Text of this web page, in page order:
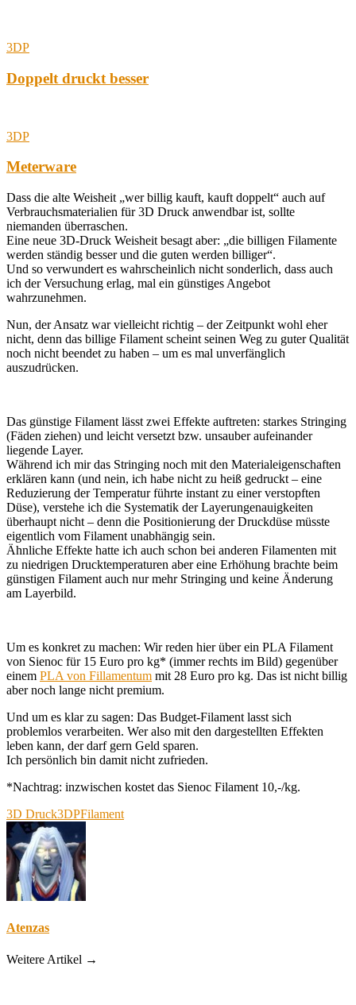
3DP
Doppelt druckt besser
3DP
Meterware
Dass die alte Weisheit „wer billig kauft, kauft doppelt“ auch auf
Verbrauchsmaterialien für 3D Druck anwendbar ist, sollte
niemanden überraschen.
Eine neue 3D-Druck Weisheit besagt aber: „die billigen Filamente
werden ständig besser und die guten werden billiger“.
Und so verwundert es wahrscheinlich nicht sonderlich, dass auch
ich der Versuchung erlag, mal ein günstiges Angebot
wahrzunehmen.
Nun, der Ansatz war vielleicht richtig – der Zeitpunkt wohl eher
nicht, denn das billige Filament scheint seinen Weg zu guter Qualität
noch nicht beendet zu haben – um es mal unverfänglich
auszudrücken.
Das günstige Filament lässt zwei Effekte auftreten: starkes Stringing
(Fäden ziehen) und leicht versetzt bzw. unsauber aufeinander
liegende Layer.
Während ich mir das Stringing noch mit den Materialeigenschaften
erklären kann (und nein, ich habe nicht zu heiß gedruckt – eine
Reduzierung der Temperatur führte instant zu einer verstopften
Düse), verstehe ich die Systematik der Layerungenauigkeiten
überhaupt nicht – denn die Positionierung der Druckdüse müsste
eigentlich vom Filament unabhängig sein.
Ähnliche Effekte hatte ich auch schon bei anderen Filamenten mit
zu niedrigen Drucktemperaturen aber eine Erhöhung brachte beim
günstigen Filament auch nur mehr Stringing und keine Änderung
am Layerbild.
Um es konkret zu machen: Wir reden hier über ein PLA Filament
von Sienoc für 15 Euro pro kg* (immer rechts im Bild) gegenüber
einem PLA von Fillamentum mit 28 Euro pro kg. Das ist nicht billig
aber noch lange nicht premium.
Und um es klar zu sagen: Das Budget-Filament lasst sich
problemlos verarbeiten. Wer also mit den dargestellten Effekten
leben kann, der darf gern Geld sparen.
Ich persönlich bin damit nicht zufrieden.
*Nachtrag: inzwischen kostet das Sienoc Filament 10,-/kg.
3D Druck3DPFilament
Atenzas
Weitere Artikel →